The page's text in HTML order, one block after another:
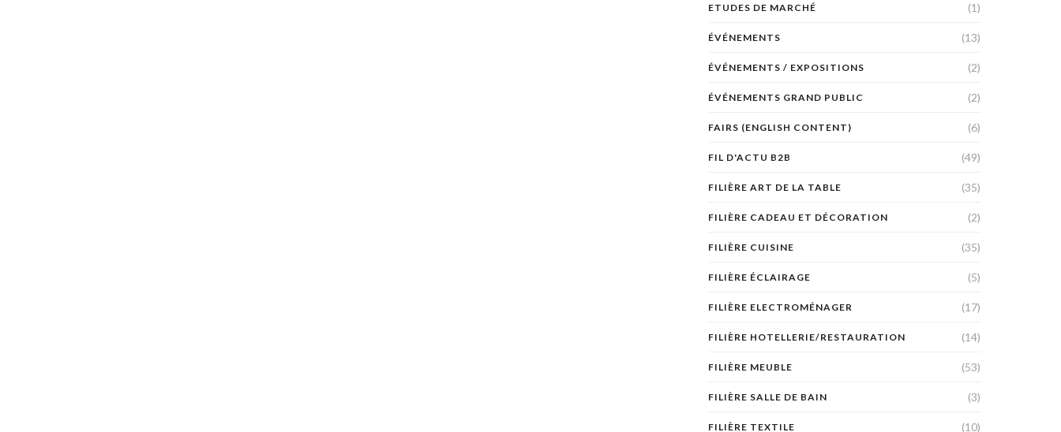
ETUDES DE MARCHÉ (1)
ÉVÉNEMENTS (13)
ÉVÉNEMENTS / EXPOSITIONS (2)
ÉVÉNEMENTS GRAND PUBLIC (2)
FAIRS (ENGLISH CONTENT) (6)
FIL D'ACTU B2B (49)
FILIÈRE ART DE LA TABLE (35)
FILIÈRE CADEAU ET DÉCORATION (2)
FILIÈRE CUISINE (35)
FILIÈRE ÉCLAIRAGE (5)
FILIÈRE ELECTROMÉNAGER (17)
FILIÈRE HOTELLERIE/RESTAURATION (14)
FILIÈRE MEUBLE (53)
FILIÈRE SALLE DE BAIN (3)
FILIÈRE TEXTILE (10)